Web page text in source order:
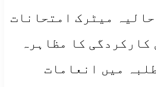
حالیہ میٹرک امتحانات
کارکردگی کا مظاہرہ
میں انعامات